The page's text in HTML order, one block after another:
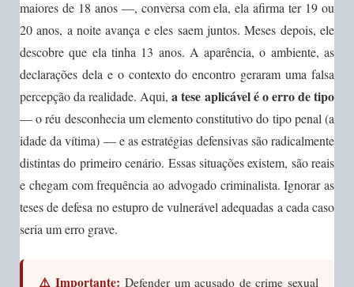
maiores de 18 anos —, conversa com ela, ela afirma ter 19 ou
20 anos, a noite avança e eles saem juntos. Meses depois, ele
descobre que ela tinha 13 anos. A aparência, o ambiente, as
declarações dela e o contexto do encontro geraram uma falsa
percepção da realidade. Aqui,a tese aplicável é o erro de tipo
— o réu desconhecia um elemento constitutivo do tipo penal (a
idade da vítima) — e as estratégias defensivas são radicalmente
distintas do primeiro cenário. Essas situações existem, são reais
e chegam com frequência ao advogado criminalista. Ignorar as
teses de defesa no estupro de vulnerável adequadas a cada caso
seria um erro grave.
⚠️ Importante: Defender um acusado de crime sexual